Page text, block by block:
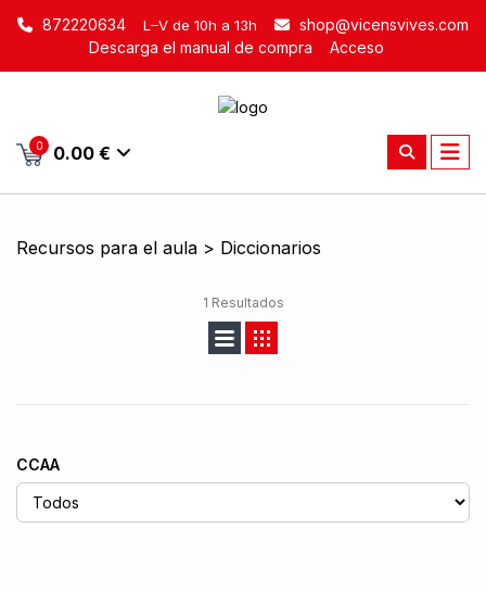
872220634 L–V de 10h a 13h
shop@vicensvives.com
Descarga el manual de compra
Acceso
0 0.00 €
Recursos para el aula > Diccionarios
1 Resultados
CCAA